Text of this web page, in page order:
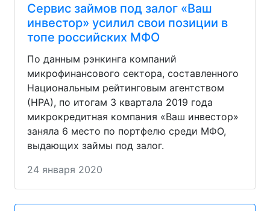
Сервис займов под залог «Ваш
инвестор» усилил свои позиции в
топе российских МФО
По данным рэнкинга компаний
микрофинансового сектора, составленного
Национальным рейтинговым агентством
(НРА), по итогам 3 квартала 2019 года
микрокредитная компания «Ваш инвестор»
заняла 6 место по портфелю среди МФО,
выдающих займы под залог.
24 января 2020